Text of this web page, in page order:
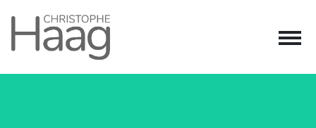
Navigation principale